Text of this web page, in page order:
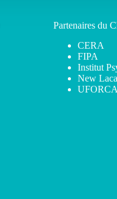
Partenaires du
CERA
FIPA
Institut
New
UFORCA